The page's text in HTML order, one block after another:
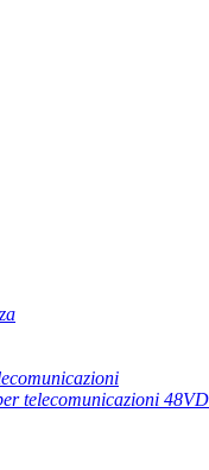
telecomunicazioni